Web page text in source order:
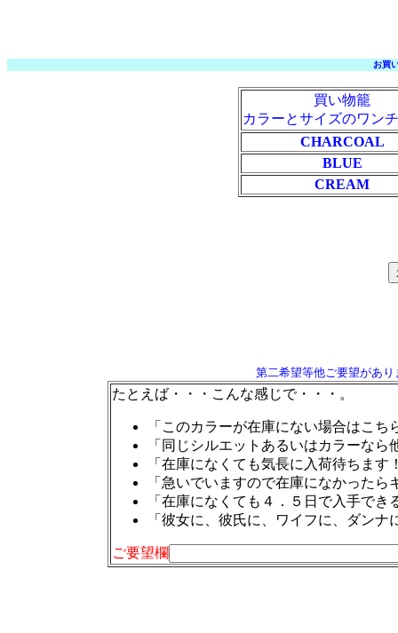
お買
買い物籠
カラーとサイズのワン
CHARCOAL
BLUE
CREAM
第二希望等他ご要望があ
たとえば・・・こんな感じで・・・。
「このカラーが在庫にない場合はこ
「同じシルエットあるいはカラーなら
「在庫になくても気長に入荷待ちます
「急いでいますので在庫になかったら
「在庫になくても４．５日で入手でき
「彼女に、彼氏に、ワイフに、ダン
ご要望欄